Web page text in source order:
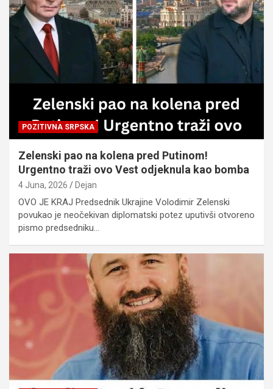
POZITIVNA SRPSKA
Zelenski pao na kolena pred Putinom!
Urgentno traži ovo Vest odjeknula kao bomba
4 Juna, 2026 Dejan
OVO JE KRAJ Predsednik Ukrajine Volodimir Zelenski
povukao je neočekivan diplomatski potez uputivši otvoreno
pismo predsedniku…